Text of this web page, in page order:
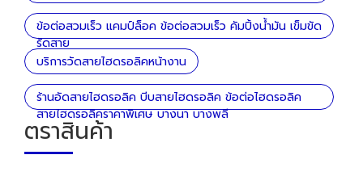
ข้อต่อสวมเร็ว แคมป์ล็อค ข้อต่อสวมเร็ว คัมปิ้งน้ำมัน เข็มขัด
รัดสาย
บริการวัดสายไฮดรอลิคหน้างาน
ร้านอัดสายไฮดรอลิค บีบสายไฮดรอลิค ข้อต่อไฮดรอลิค
สายไฮดรอลิคราคาพิเศษ บางนา บางพลี
ตราสินค้า